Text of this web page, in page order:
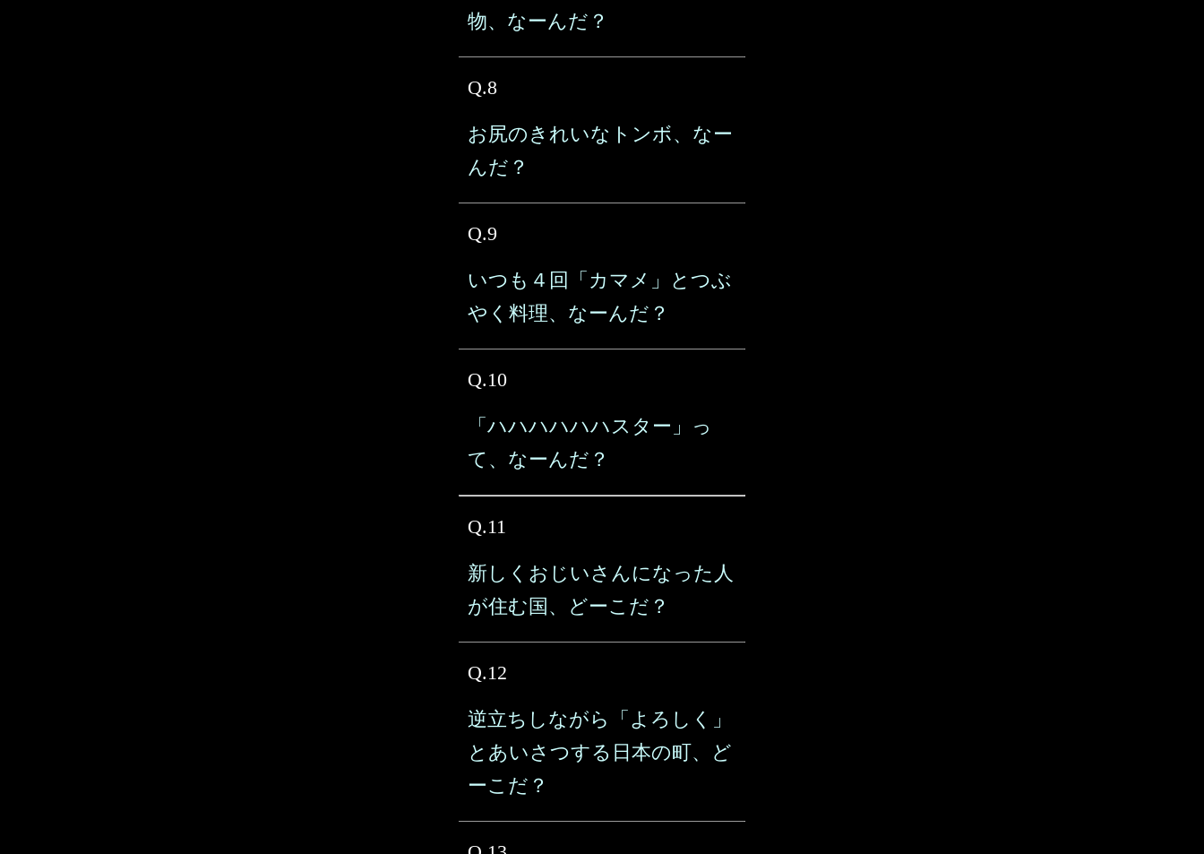
物、なーんだ？
Q.8
お尻のきれいなトンボ、なー
んだ？
Q.9
いつも４回「カマメ」とつぶ
やく料理、なーんだ？
Q.10
「ハハハハハハスター」っ
て、なーんだ？
Q.11
新しくおじいさんになった人
が住む国、どーこだ？
Q.12
逆立ちしながら「よろしく」
とあいさつする日本の町、ど
ーこだ？